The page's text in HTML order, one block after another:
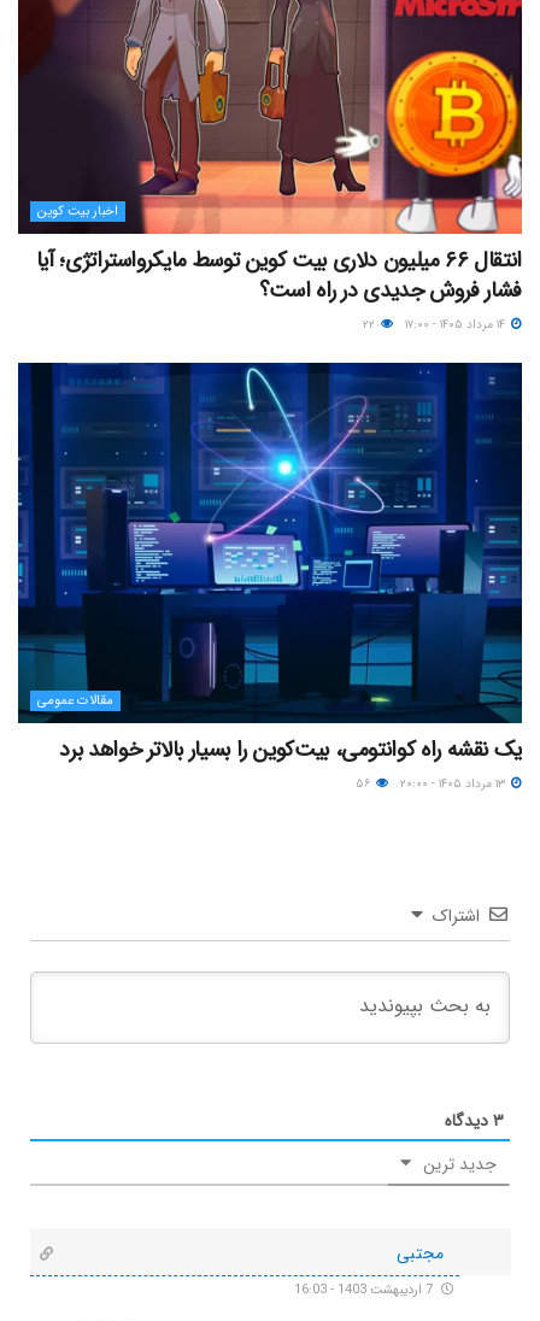
اخبار بیت کوین
انتقال ۶۶ میلیون دلاری بیت کوین توسط مایکرواستراتژی؛ آیا
فشار فروش جدیدی در راه است؟
مقالات عمومی
یک نقشه راه کوانتومی، بیت‌کوین را بسیار بالاتر خواهد برد
اشتراک
۳دیدگاه
جدید ترین
مجتبی